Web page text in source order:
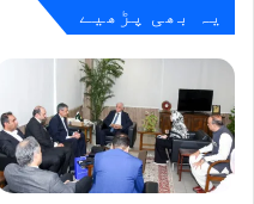
نوٹس
لے
یہ بھی پڑھیے